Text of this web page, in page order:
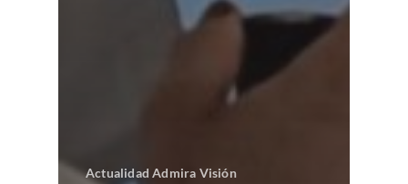
Actualidad Admira Visión